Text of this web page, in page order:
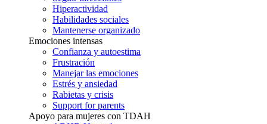
Hiperactividad
Habilidades sociales
Mantenerse organizado
Emociones intensas
Confianza y autoestima
Frustración
Manejar las emociones
Estrés y ansiedad
Rabietas y crisis
Support for parents
Apoyo para mujeres con TDAH